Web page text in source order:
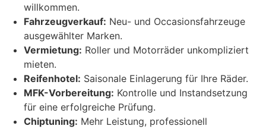
willkommen.
Fahrzeugverkauf: Neu- und Occasionsfahrzeuge
ausgewählter Marken.
Vermietung: Roller und Motorräder unkompliziert
mieten.
Reifenhotel: Saisonale Einlagerung für Ihre Räder.
MFK-Vorbereitung: Kontrolle und Instandsetzung
für eine erfolgreiche Prüfung.
Chiptuning: Mehr Leistung, professionell